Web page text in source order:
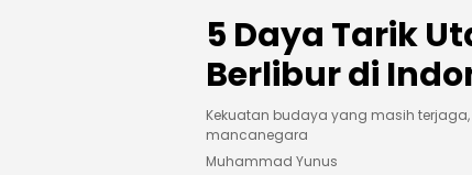
5 Daya Tarik
Berlibur di
Kekuatan budaya yang masih
mancanegara
Muhammad Yunus